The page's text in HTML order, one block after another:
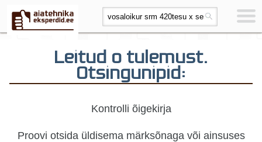
Leitud 0 tulemust.
Otsingunipid:
Kontrolli õigekirja
Proovi otsida üldisema märksõnaga või ainsuses